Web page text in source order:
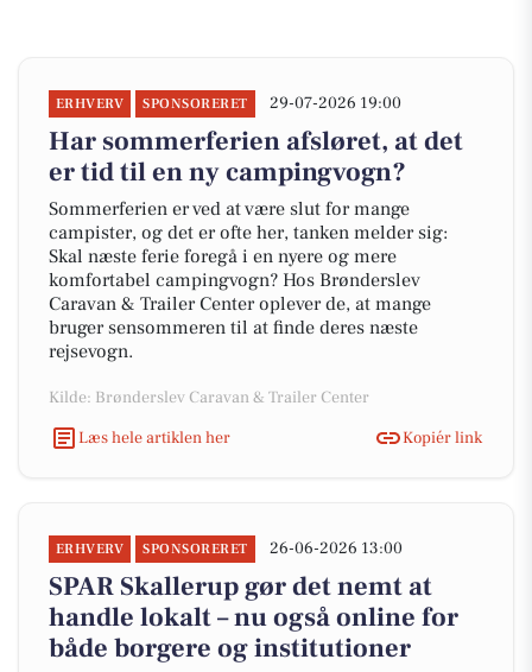
ERHVERV SPONSORERET 29-07-2026 19:00
Har sommerferien afsløret, at det
er tid til en ny campingvogn?
Sommerferien er ved at være slut for mange
campister, og det er ofte her, tanken melder sig:
Skal næste ferie foregå i en nyere og mere
komfortabel campingvogn? Hos Brønderslev
Caravan & Trailer Center oplever de, at mange
bruger sensommeren til at finde deres næste
rejsevogn.
Kilde: Brønderslev Caravan & Trailer Center
Læs hele artiklen her
Kopiér link
ERHVERV SPONSORERET 26-06-2026 13:00
SPAR Skallerup gør det nemt at
handle lokalt – nu også online for
både borgere og institutioner